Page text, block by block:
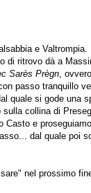
e
ritrovo dà a
Sarès Prègn,
passo tranquillo
quale si gode una
collina di
e
dal quale poi
nel prossimo